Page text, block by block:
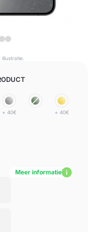
+ 40€ + 40€
Meer informatie